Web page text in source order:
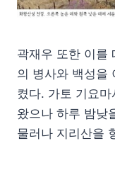
곽재우 또한 이를
의 병사와 백성을
켰다. 가토 기요
왔으나 하루 밤낮
물러나 지리산을